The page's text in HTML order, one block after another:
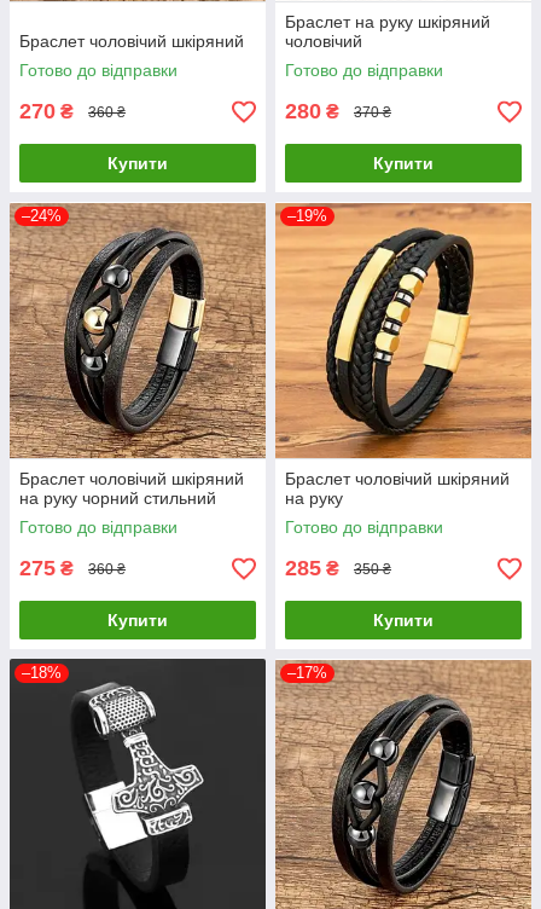
Браслет чоловічий шкіряний
Готово до відправки
270 ₴ 360 ₴
Купити
Браслет на руку шкіряний
чоловічий
Готово до відправки
280 ₴ 370 ₴
Купити
–24%
Браслет чоловічий шкіряний
на руку чорний стильний
Готово до відправки
275 ₴ 360 ₴
Купити
–19%
Браслет чоловічий шкіряний
на руку
Готово до відправки
285 ₴ 350 ₴
Купити
–18% –17%